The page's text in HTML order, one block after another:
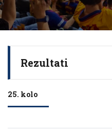
Rezultati
25. kolo